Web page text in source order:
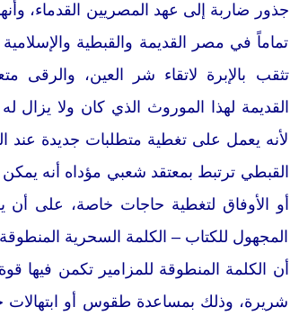
جذور ضاربة إلى عهد المصريين القدماء،
تماماً في مصر القديمة والقبطية
تثقب بالإبرة لاتقاء شر العين، والرقى
القديمة لهذا الموروث الذي كان ولا يزال
لأنه يعمل على تغطية متطلبات جديدة عند
القبطي ترتبط بمعتقد شعبي مؤداه أنه يمكن
أو الأوفاق لتغطية حاجات خاصة، على
المجهول للكتاب – الكلمة السحرية
شريرة، وذلك بمساعدة طقوس أو ابتهالات